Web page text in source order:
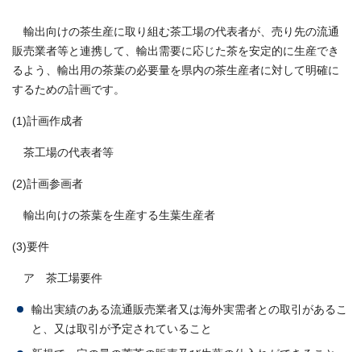
輸出向けの茶生産に取り組む茶工場の代表者が、売り先の流通
販売業者等と連携して、輸出需要に応じた茶を安定的に生産でき
るよう、輸出用の茶葉の必要量を県内の茶生産者に対して明確に
するための計画です。
(1)計画作成者
茶工場の代表者等
(2)計画参画者
輸出向けの茶葉を生産する生葉生産者
(3)要件
ア 茶工場要件
輸出実績のある流通販売業者又は海外実需者との取引があるこ
と、又は取引が予定されていること